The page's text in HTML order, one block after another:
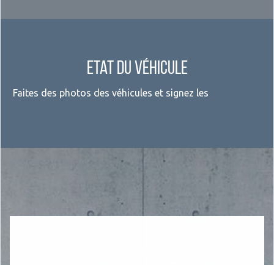
Etat du véhicule
Faites des photos des véhicules et signez les